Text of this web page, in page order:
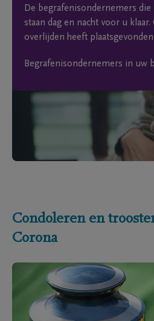
De begrafenisondernemers
staan dag en nacht voor u
overlijden heeft plaatsgevonden.
Begrafenisondernemers in uw
Condoleren en
Corona